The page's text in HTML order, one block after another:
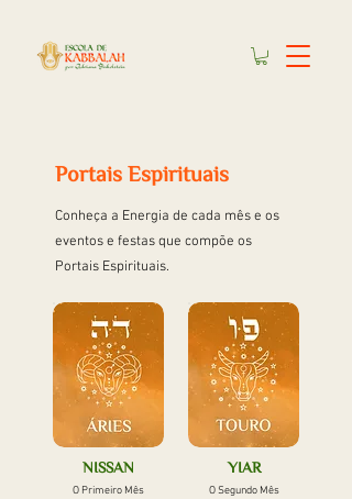
Portais Espirituais
Conheça a Energia de cada mês e os
eventos e festas que compõe os
Portais Espirituais.
NISSAN
O Primeiro Mês
YIAR
O Segundo Mês